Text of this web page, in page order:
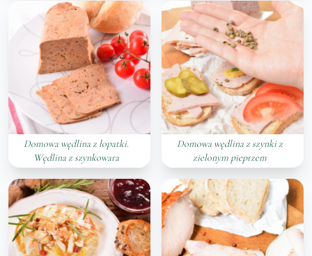
Domowa wędlina z łopatki.
Wędlina z szynkowara
Domowa wędlina z szynki z
zielonym pieprzem